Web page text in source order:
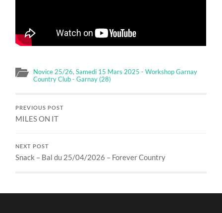
Novice 25/26,Samedi 15 Mars 2025 - Workshop Garnay
Country Club - Garnay (28)
PREVIOUS POST
MILES ON IT
NEXT POST
Snack – Bal du 25/04/2026 – Forever Country